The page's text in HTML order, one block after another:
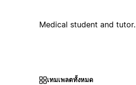
Medical student and tutor.
เทมเพลตทั้งหมด